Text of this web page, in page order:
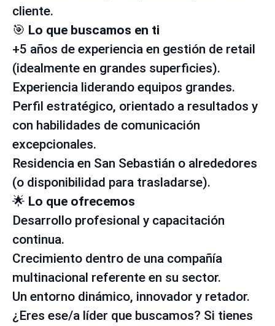
cliente.
🎯 Lo que buscamos en ti
+5 años de experiencia en gestión de retail
(idealmente en grandes superficies).
Experiencia liderando equipos grandes.
Perfil estratégico, orientado a resultados y
con habilidades de comunicación
excepcionales.
Residencia en San Sebastián o alrededores
(o disponibilidad para trasladarse).
🌟 Lo que ofrecemos
Desarrollo profesional y capacitación
continua.
Crecimiento dentro de una compañía
multinacional referente en su sector.
Un entorno dinámico, innovador y retador.
¿Eres ese/a líder que buscamos? Si tienes